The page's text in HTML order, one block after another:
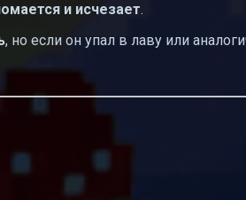
и исчезает.
, но если он упал в лаву или